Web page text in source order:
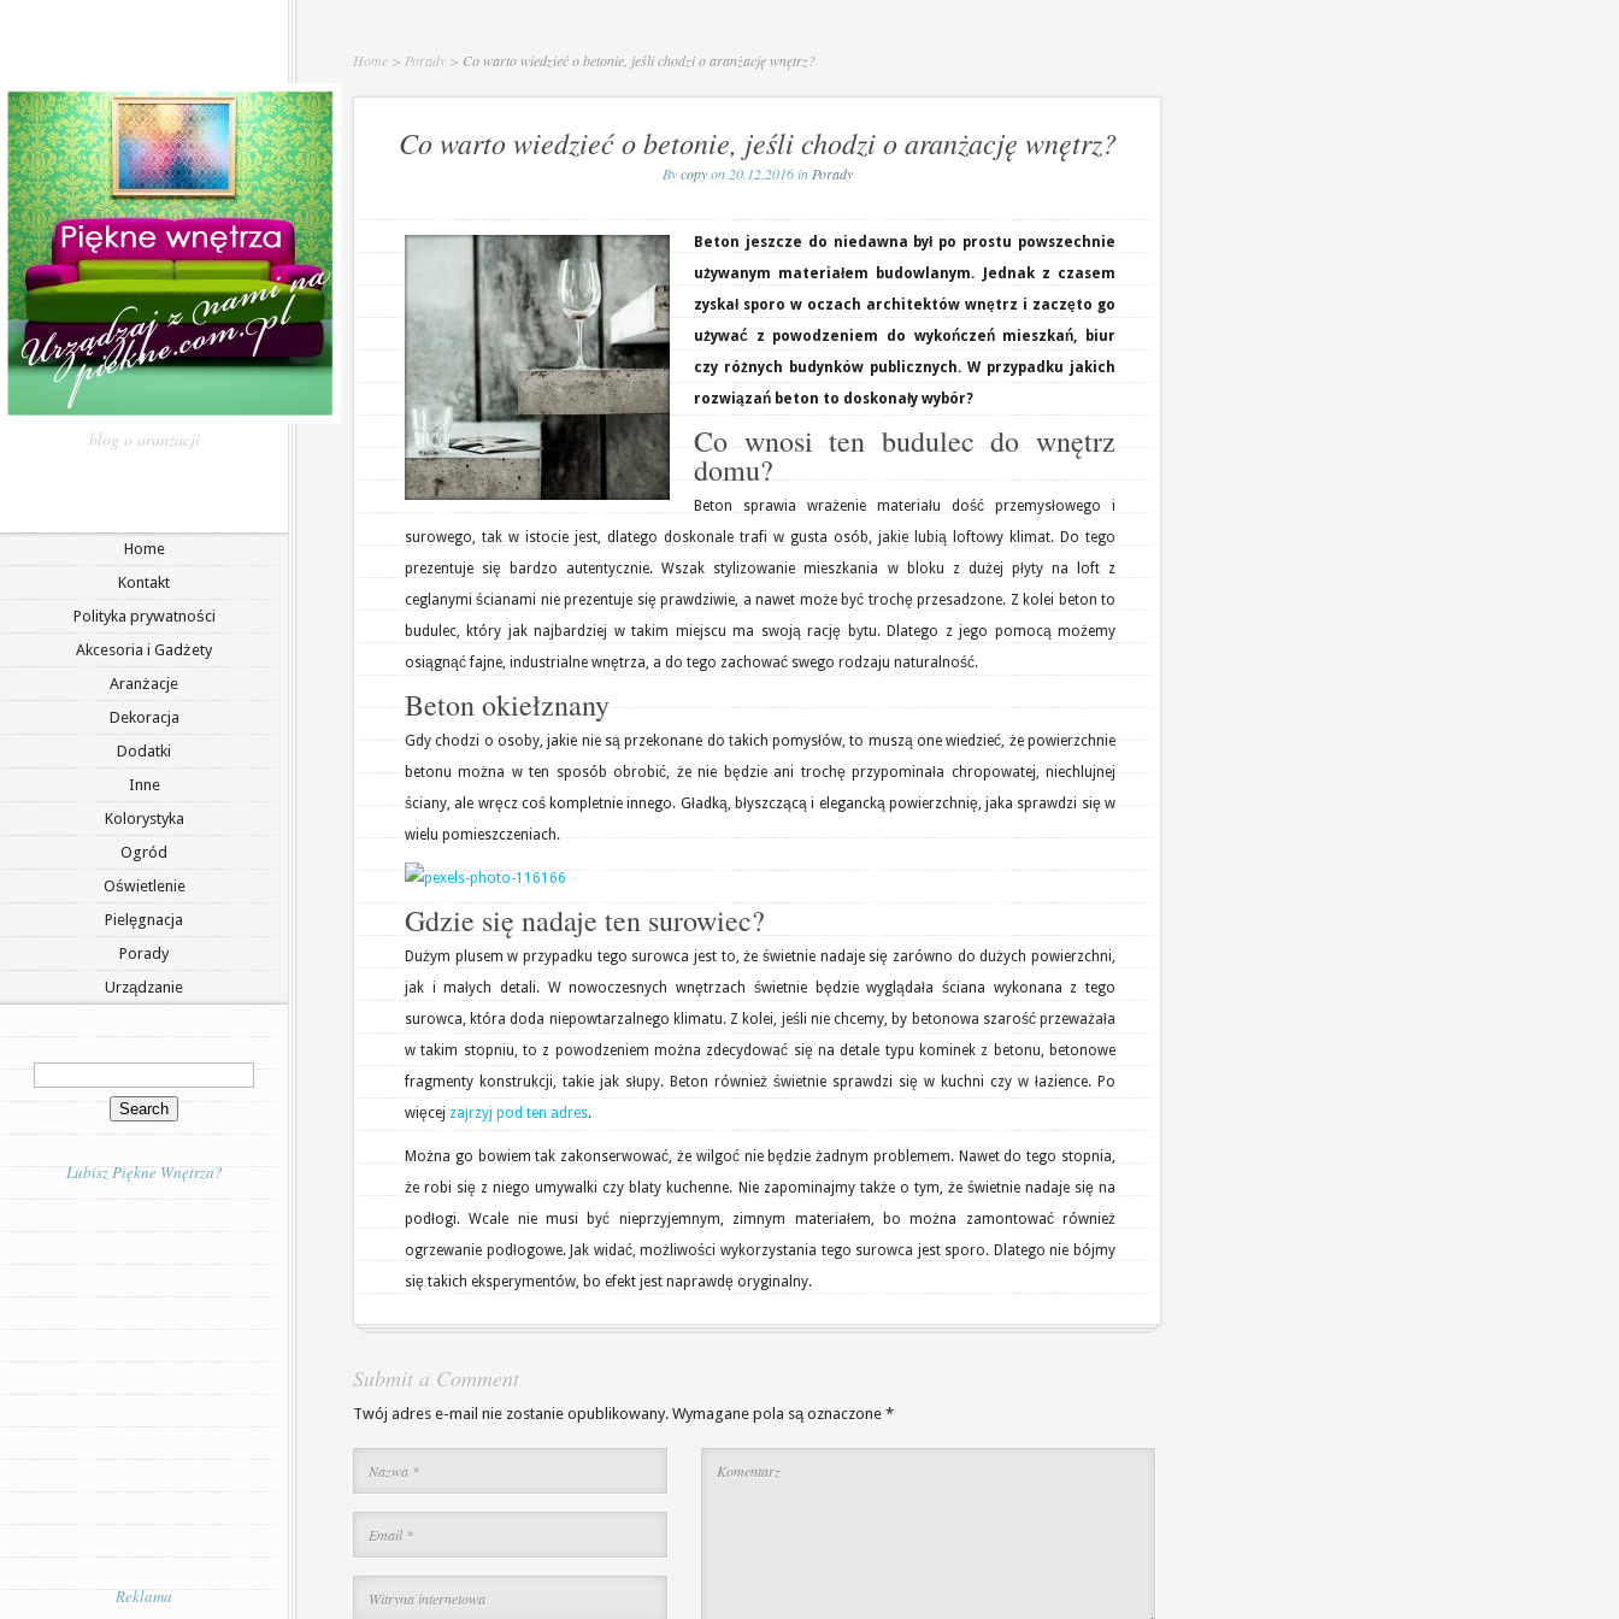
blog o aranżacji
Home
Kontakt
Polityka prywatności
Akcesoria i Gadżety
Aranżacje
Dekoracja
Dodatki
Inne
Kolorystyka
Ogród
Oświetlenie
Pielęgnacja
Porady
Urządzanie
Lubisz Piękne Wnętrza?
Reklama
Home > Porady > Co warto wiedzieć o betonie, jeśli chodzi o aranżację wnętrz?
Co warto wiedzieć o betonie, jeśli chodzi o aranżację wnętrz?
Bycopyon 20.12.2016 in Porady
Beton jeszcze do niedawna był po prostu powszechnie
używanym materiałem budowlanym. Jednak z czasem
zyskał sporo w oczach architektów wnętrz i zaczęto go
używać z powodzeniem do wykończeń mieszkań, biur
czy różnych budynków publicznych. W przypadku jakich
rozwiązań beton to doskonały wybór?
Co wnosi ten budulec do wnętrz
domu?
Beton sprawia wrażenie materiału dość przemysłowego i
surowego, tak w istocie jest, dlatego doskonale trafi w gusta osób, jakie lubią loftowy klimat. Do tego
prezentuje się bardzo autentycznie. Wszak stylizowanie mieszkania w bloku z dużej płyty na loft z
ceglanymi ścianami nie prezentuje się prawdziwie, a nawet może być trochę przesadzone. Z kolei beton to
budulec, który jak najbardziej w takim miejscu ma swoją rację bytu. Dlatego z jego pomocą możemy
osiągnąć fajne, industrialne wnętrza, a do tego zachować swego rodzaju naturalność.
Beton okiełznany
Gdy chodzi o osoby, jakie nie są przekonane do takich pomysłów, to muszą one wiedzieć, że powierzchnie
betonu można w ten sposób obrobić, że nie będzie ani trochę przypominała chropowatej, niechlujnej
ściany, ale wręcz coś kompletnie innego. Gładką, błyszczącą i elegancką powierzchnię, jaka sprawdzi się w
wielu pomieszczeniach.
Gdzie się nadaje ten surowiec?
Dużym plusem w przypadku tego surowca jest to, że świetnie nadaje się zarówno do dużych powierzchni,
jak i małych detali. W nowoczesnych wnętrzach świetnie będzie wyglądała ściana wykonana z tego
surowca, która doda niepowtarzalnego klimatu. Z kolei, jeśli nie chcemy, by betonowa szarość przeważała
w takim stopniu, to z powodzeniem można zdecydować się na detale typu kominek z betonu, betonowe
fragmenty konstrukcji, takie jak słupy. Beton również świetnie sprawdzi się w kuchni czy w łazience. Po
więcej zajrzyj pod ten adres.
Można go bowiem tak zakonserwować, że wilgoć nie będzie żadnym problemem. Nawet do tego stopnia,
że robi się z niego umywalki czy blaty kuchenne. Nie zapominajmy także o tym, że świetnie nadaje się na
podłogi. Wcale nie musi być nieprzyjemnym, zimnym materiałem, bo można zamontować również
ogrzewanie podłogowe. Jak widać, możliwości wykorzystania tego surowca jest sporo. Dlatego nie bójmy
się takich eksperymentów, bo efekt jest naprawdę oryginalny.
Submit a Comment
Twój adres e-mail nie zostanie opublikowany. Wymagane pola są oznaczone *